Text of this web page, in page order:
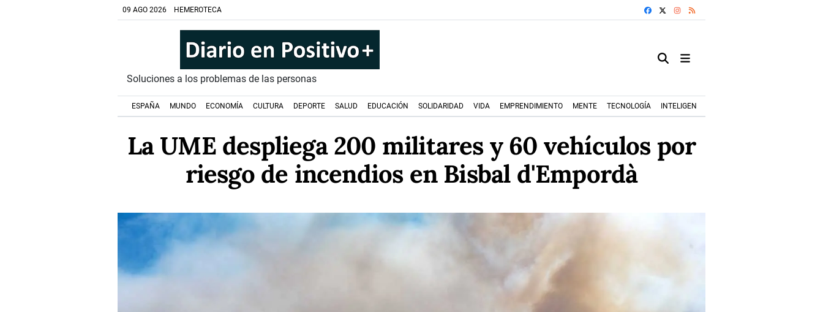
09 AGO 2026 HEMEROTECA FACEBOOKINSTAGRAM
Soluciones a los problemas de las personas
ESPAÑA MUNDO ECONOMÍA CULTURA DEPORTE SALUD EDUCACIÓN SOLIDARIDAD VIDA EMPRENDIMIENTO MENTE TECNOLOGÍA INTELIGENCIA ARTIFICIAL
La UME despliega 200 militares y 60 vehículos por
riesgo de incendios en Bisbal d'Empordà